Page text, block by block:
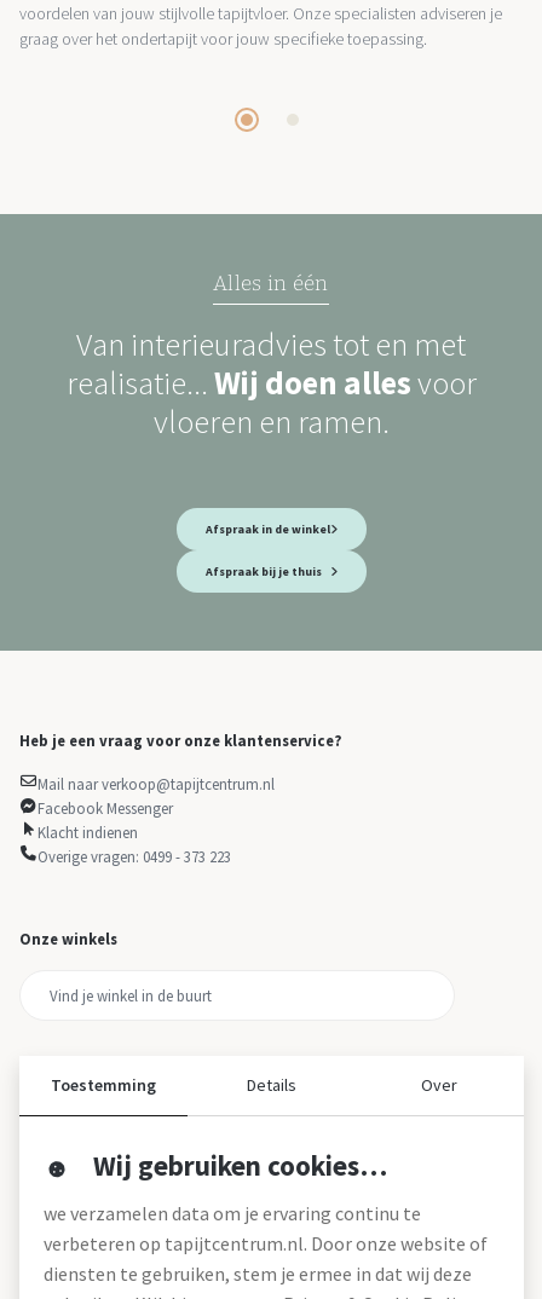
voordelen van jouw stijlvolle tapijtvloer. Onze specialisten adviseren je
graag over het ondertapijt voor jouw specifieke toepassing.
Alles in één
Van interieuradvies tot en met
realisatie... Wij doen allesvoor
vloeren en ramen.
Afspraak in de winkel
Afspraak bij je thuis
Heb je een vraag voor onze klantenservice?
Mail naar verkoop@tapijtcentrum.nl
Facebook Messenger
Klacht indienen
Overige vragen: 0499 - 373 223
Onze winkels
Over tapijtcentrum
Werken bij
Toestemming Details Over
Wij gebruiken cookies…
we verzamelen data om je ervaring continu te
verbeteren op tapijtcentrum.nl. Door onze website of
diensten te gebruiken, stem je ermee in dat wij deze